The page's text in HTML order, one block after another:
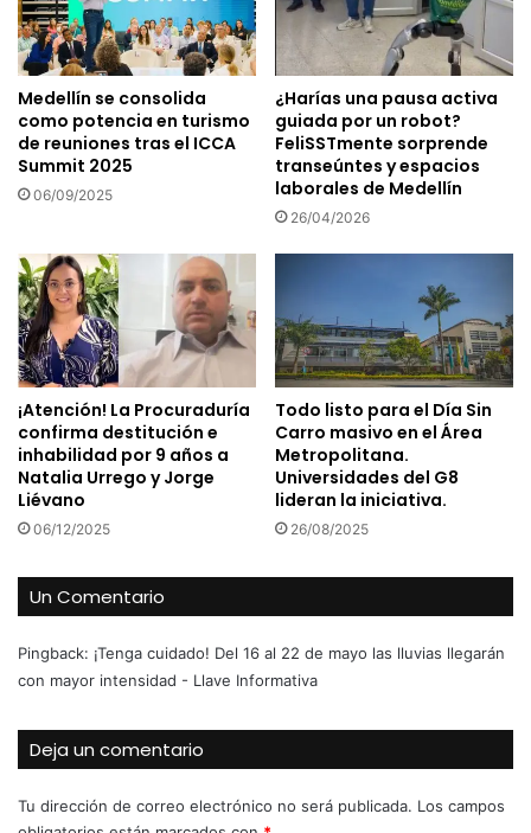
Medellín se consolida
como potencia en turismo
de reuniones tras el ICCA
Summit 2025
06/09/2025
¿Harías una pausa activa
guiada por un robot?
FeliSSTmente sorprende
transeúntes y espacios
laborales de Medellín
26/04/2026
¡Atención! La Procuraduría
confirma destitución e
inhabilidad por 9 años a
Natalia Urrego y Jorge
Liévano
06/12/2025
Todo listo para el Día Sin
Carro masivo en el Área
Metropolitana.
Universidades del G8
lideran la iniciativa.
26/08/2025
Un Comentario
Pingback: ¡Tenga cuidado! Del 16 al 22 de mayo las lluvias llegarán
con mayor intensidad - Llave Informativa
Deja un comentario
Tu dirección de correo electrónico no será publicada. Los campos